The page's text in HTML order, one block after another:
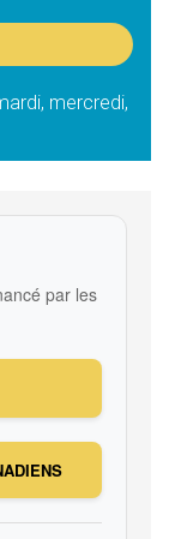
mercredi,
par les